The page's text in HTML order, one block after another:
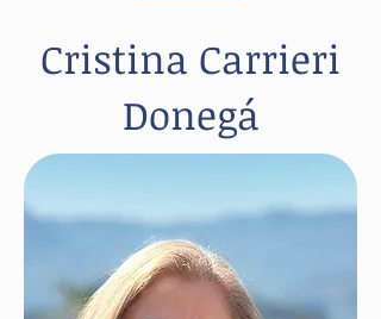
Cristina Carrieri
Donegá